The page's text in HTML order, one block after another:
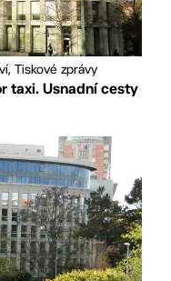
Tiskové zprávy
taxi. Usnadní cesty